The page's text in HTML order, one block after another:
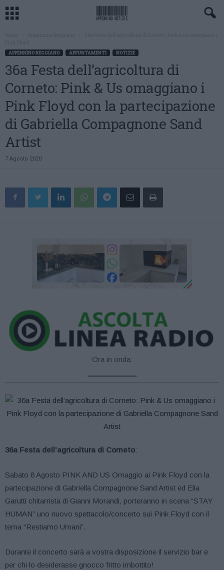
APPENNINO REGGIANO APPUNTAMENTI NOTIZIE
36a Festa dell’agricoltura di
Corneto: Pink & Us omaggiano i
Pink Floyd con la partecipazione
di Gabriella Compagnone Sand
Artist
7 Agosto 2020
Ora in onda:
36a Festa dell’agricoltura di Corneto:
Sabato 8 Agosto PINK AND US Omaggio ai Pink Floyd con la
partecipazione di Gabriella Compagnone Sand Artist ed Elia
Garutti chitarrista di Gianni Morandi, porteranno in scena “STAY
HUMAN” uno nuovo spettacolo/concerto sui Pink Floyd con il
tema “Restiamo Umani”.
Durante il concerto sarà a vostra disposizione il servizio bar e
per chi lo desiderasse gnocco fritto imbottito!